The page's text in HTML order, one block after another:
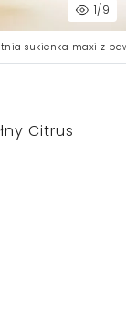
1/9
sukienka maxi z
Citrus